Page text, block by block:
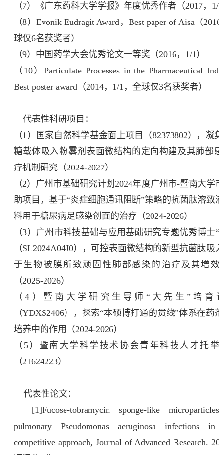
（7）《广东药科大学学报》年度优秀作者（2017，
（8）Evonik Eudragit Award，Best paper of Aisa（
球仅6名获奖者）
（9）中国药学大会优秀论文一等奖（2016，1/1）
（10）Particulate Processes in the Pharmaceutical
Best poster award（2014，1/1，全球仅3名获奖者）
代表性科研项目：
（1）国家自然科学基金面上项目（82373802），凝
糖载体吸入粉雾剂表面微结构的定向构建及其肺部
疗机制研究（2024-2027）
（2）广州市基础研究计划2024年度广州市-暨南大学
助项目，基于“炎症细胞通讯阻断”策略的抗菌肽溶致
料用于糖尿病足感染创面的治疗（2024-2026）
（3）广州市科技基础与应用基础研究专题优秀博士
（SL2024A04J0），可控表面微结构的新型抗菌肽
于生物被膜所致顽固性肺部感染的治疗及其增
（2025-2026）
（4）暨南大学研究生导师“大先生”培育
（YDXS2406），探索“本硕博打通的贯线”体系在药
培养中的作用（2024-2026）
（5）暨南大学科学技术协会青年科技人才托
（21624223）
代表性论文：
[1]Fucose-tobramycin sponge-like
pulmonary Pseudomonas aeruginosa infections
competitive approach, Journal of Advanced Research.